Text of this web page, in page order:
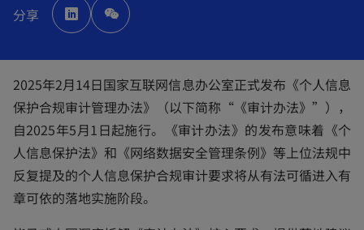
分享 p
e
n
e
w
t
a
b
2025年2月14日国家互联网信息办公室正式发布《个人信息
保护合规审计管理办法》（以下简称“《审计办法》”），
自2025年5月1日起施行。《审计办法》的发布意味着《个
人信息保护法》和《网络数据安全管理条例》等上位法规中
反复提及的个人信息保护合规审计要求将从有法可循进入有
章可依的落地实施阶段。